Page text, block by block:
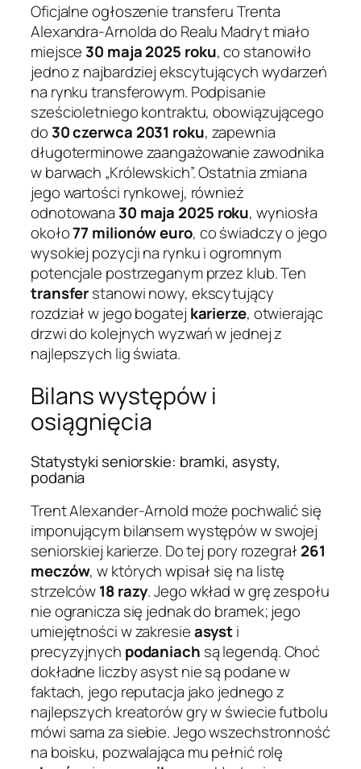
Oficjalne ogłoszenie transferu Trenta
Alexandra-Arnolda do Realu Madryt miało
miejsce 30 maja 2025 roku, co stanowiło
jedno z najbardziej ekscytujących wydarzeń
na rynku transferowym. Podpisanie
sześcioletniego kontraktu, obowiązującego
do 30 czerwca 2031 roku, zapewnia
długoterminowe zaangażowanie zawodnika
w barwach „Królewskich”. Ostatnia zmiana
jego wartości rynkowej, również
odnotowana 30 maja 2025 roku, wyniosła
około77 milionów euro, co świadczy o jego
wysokiej pozycji na rynku i ogromnym
potencjale postrzeganym przez klub. Ten
transferstanowi nowy, ekscytujący
rozdział w jego bogatej karierze, otwierając
drzwi do kolejnych wyzwań w jednej z
najlepszych lig świata.
Bilans występów i
osiągnięcia
Statystyki seniorskie: bramki, asysty,
podania
Trent Alexander-Arnold może pochwalić się
imponującym bilansem występów w swojej
seniorskiej karierze. Do tej pory rozegrał 261
meczów, w których wpisał się na listę
strzelców18 razy. Jego wkład w grę zespołu
nie ogranicza się jednak do bramek; jego
umiejętności w zakresieasysti
precyzyjnych podaniach są legendą. Choć
dokładne liczby asyst nie są podane w
faktach, jego reputacja jako jednego z
najlepszych kreatorów gry w świecie futbolu
mówi sama za siebie. Jego wszechstronność
na boisku, pozwalająca mu pełnić rolę